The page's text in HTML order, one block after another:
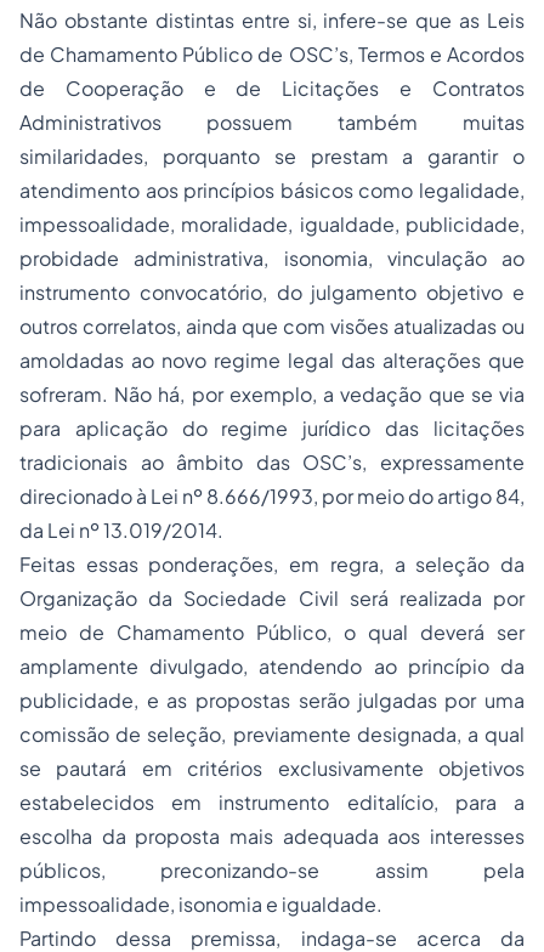
Não obstante distintas entre si, infere-se que as Leis
de Chamamento Público de OSC’s, Termos e Acordos
de Cooperação e de Licitações e Contratos
Administrativos possuem também muitas
similaridades, porquanto se prestam a garantir o
atendimento aos princípios básicos como legalidade,
impessoalidade, moralidade, igualdade, publicidade,
probidade administrativa, isonomia, vinculação ao
instrumento convocatório, do julgamento objetivo e
outros correlatos, ainda que com visões atualizadas ou
amoldadas ao novo regime legal das alterações que
sofreram. Não há, por exemplo, a vedação que se via
para aplicação do regime jurídico das licitações
tradicionais ao âmbito das OSC’s, expressamente
direcionado à Lei nº 8.666/1993, por meio do artigo 84,
da Lei nº 13.019/2014.
Feitas essas ponderações, em regra, a seleção da
Organização da Sociedade Civil será realizada por
meio de Chamamento Público, o qual deverá ser
amplamente divulgado, atendendo ao princípio da
publicidade, e as propostas serão julgadas por uma
comissão de seleção, previamente designada, a qual
se pautará em critérios exclusivamente objetivos
estabelecidos em instrumento editalício, para a
escolha da proposta mais adequada aos interesses
públicos, preconizando-se assim pela
impessoalidade, isonomia e igualdade.
Partindo dessa premissa, indaga-se acerca da